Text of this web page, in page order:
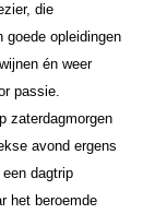
die
goede opleidingen
én weer
passie.
zaterdagmorgen
avond ergens
dagtrip
het beroemde